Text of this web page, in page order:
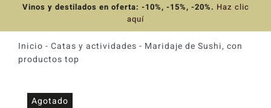
Ofertas
Colecciones
Vinos
Vinos y destilados en oferta: -10%, -15%, -20%. Haz clic
aquí
Inicio - Catas y actividades - Maridaje de Sushi, con
productos top
Agotado